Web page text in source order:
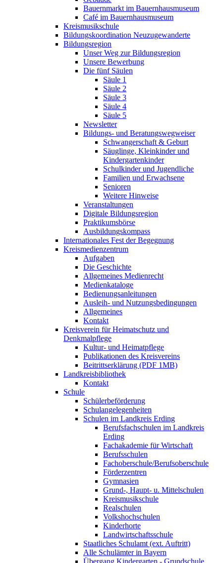
Bauernmarkt im Bauernhausmuseum
Café im Bauernhausmuseum
Kreismusikschule
Bildungskoordination Neuzugewanderte
Bildungsregion
Unser Weg zur Bildungsregion
Unsere Bewerbung
Die fünf Säulen
Säule 1
Säule 2
Säule 3
Säule 4
Säule 5
Newsletter
Bildungs- und Beratungswegweiser
Schwangerschaft & Geburt
Säuglinge, Kleinkinder und
Kindergartenkinder
Schulkinder und Jugendliche
Familien und Erwachsene
Senioren
Weitere Hinweise
Veranstaltungen
Digitale Bildungsregion
Praktikumsbörse
Ausbildungskompass
Internationales Fest der Begegnung
Kreismedienzentrum
Aufgaben
Die Geschichte
Allgemeines Medienrecht
Medienkataloge
Bedienungsanleitungen
Ausleih- und Nutzungsbedingungen
Allgemeines
Kontakt
Kreisverein für Heimatschutz und
Denkmalpflege
Kultur- und Heimatpflege
Publikationen des Kreisvereins
Beitrittserklärung (PDF 1MB)
Landkreisbibliothek
Kontakt
Schule
Schülerbeförderung
Schulangelegenheiten
Schulen im Landkreis Erding
Berufsfachschulen im Landkreis
Erding
Fachakademie für Wirtschaft
Berufsschulen
Fachoberschule/Berufsoberschule
Förderzentren
Gymnasien
Grund-, Haupt- u. Mittelschulen
Kreismusikschule
Realschulen
Volkshochschulen
Kinderhorte
Landwirtschaftsschule
Staatliches Schulamt (ext. Auftritt)
Alle Schulämter in Bayern
Übergang Kindergarten - Grundschule